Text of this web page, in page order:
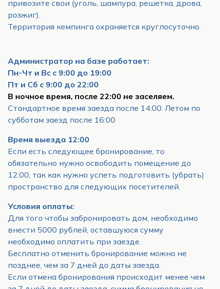
привозите свои (уголь, шампура, решетка, дрова,
розжиг).
Территория кемпинга охраняется круглосуточно.
Администратор на базе работает:
Пн-Чт и Вс с 9:00 до 19:00
Пт и Сб с 9:00 до 22:00
В ночное время, после 22:00 не заселяем.
Стандартное время заезда после 14:00. Летом по
субботам заезд после 16:00
Время выезда 12:00
Если есть следующее бронирование, то
обязательно нужно освободить помещение до
12:00, так как нужно успеть подготовить (убрать)
пространство для следующих посетителей.
Условия оплаты:
Для того чтобы забронировать дом, необходимо
внести 5000 рублей, оставшуюся сумму
необходимо оплатить при заезде.
Бесплатно отменить бронирование можно не
позднее, чем за 7 дней до даты заезда.
Если отмена бронирования происходит менее чем